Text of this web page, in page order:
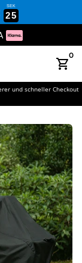
SEK
24
shopping_cart
0
und schneller Checkout